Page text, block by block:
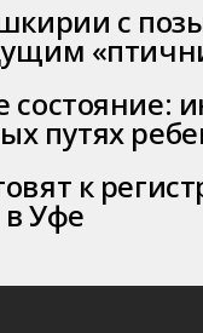
с
состояние:
путях
к
Уфе